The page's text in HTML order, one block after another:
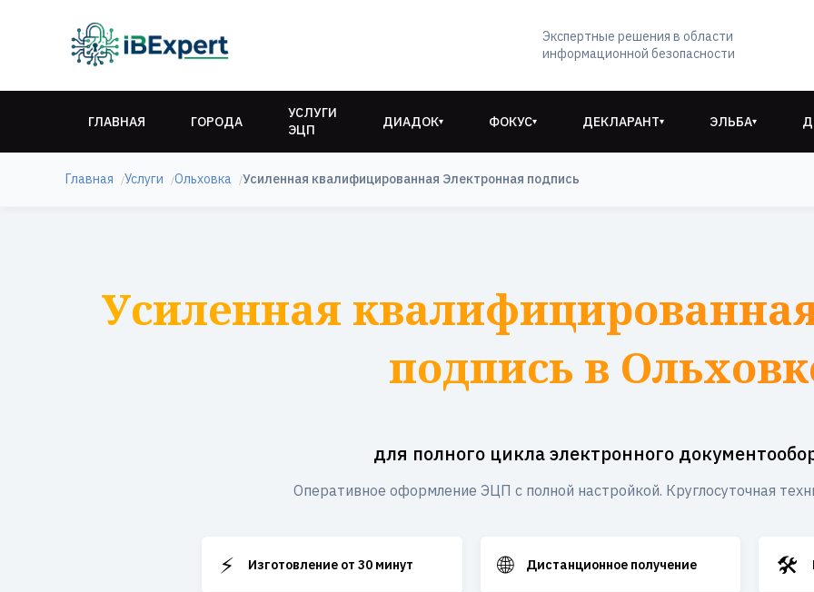
Экспертные решения в области
информационной безопасности
ГЛАВНАЯ ГОРОДА
УСЛУГИ
ЭЦП
ДИАДОК▾ ФОКУС▾ ДЕКЛАРАНТ▾ ЭЛЬБА▾
Главная Услуги Ольховка Усиленная квалифицированная Электронная подпись
Усиленная
подпись в
для полного цикла электронного
Оперативное оформление ЭЦП с полной настройкой. Круглосуточная
⚡ Изготовление от 30 минут 🌐 Дистанционное получение 🛠️